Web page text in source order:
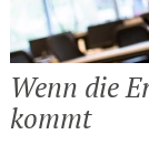
Wenn die
kommt